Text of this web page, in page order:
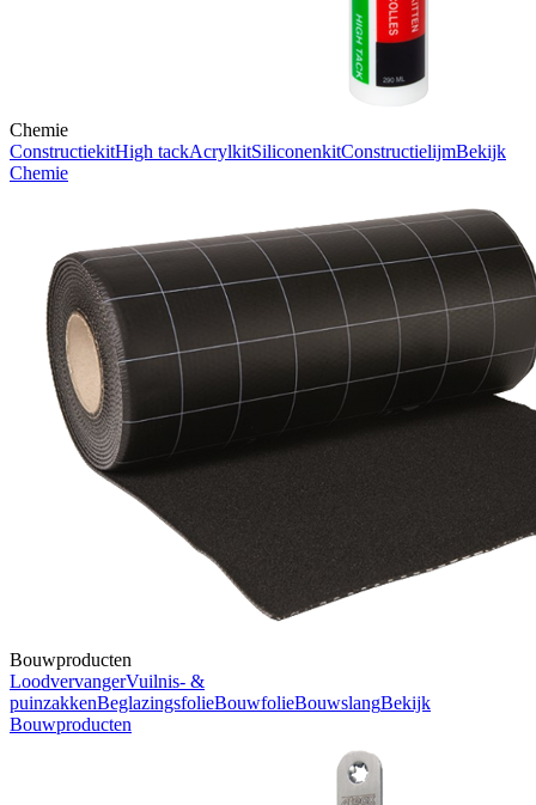
Chemie
ConstructiekitHigh tackAcrylkitSiliconenkitConstructielijmBekijk
Chemie
Bouwproducten
LoodvervangerVuilnis- &
puinzakkenBeglazingsfolieBouwfolieBouwslangBekijk
Bouwproducten